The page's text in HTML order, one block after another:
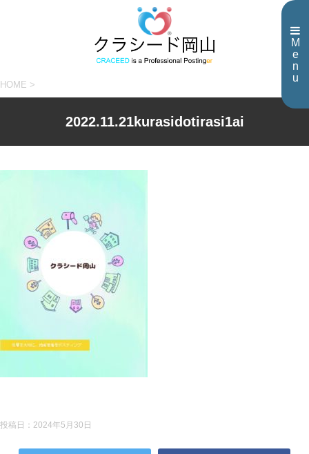
M
e
n
u
HOME >
2022.11.21kurasidotirasi1ai
投稿日： 2024年5月30日